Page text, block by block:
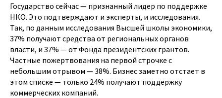
Государство сейчас — признанный лидер по поддержке
НКО. Это подтверждают и эксперты, и исследования.
Так, по данным исследования Высшей школы экономики,
37% получают средства от региональных органов
власти, и 37% — от Фонда президентских грантов.
Частные пожертвования на первой строчке с
небольшим отрывом — 38%. Бизнес заметно отстает в
этом списке — только 24% получают поддержку
коммерческих компаний.